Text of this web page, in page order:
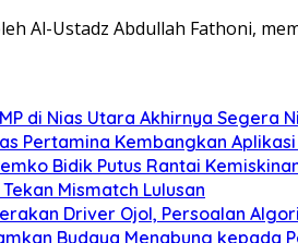
Al-Ustadz Abdullah Fathoni,
di Nias Utara Akhirnya Segera
Pertamina Kembangkan
Bidik Putus Rantai
Mismatch Lulusan
Driver Ojol, Persoalan
Budaya Menabung kepada